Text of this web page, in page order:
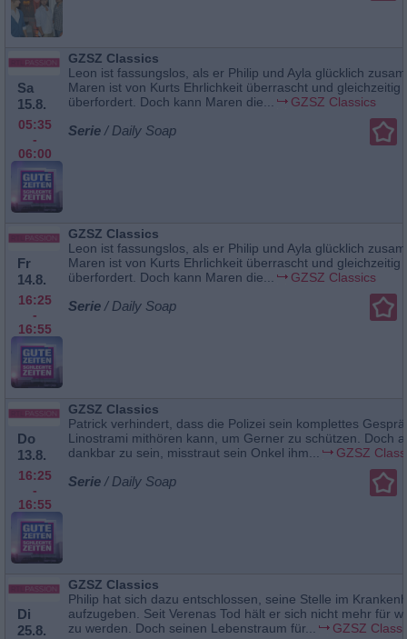
Sa
15.8.
05:35
-
06:00
GZSZ Classics
Leon ist fassungslos, als er Philip und Ayla glücklich
Maren ist von Kurts Ehrlichkeit überrascht und gleichzeitig
überfordert. Doch kann Maren die...
GZSZ Classics
Serie / Daily Soap
Fr
14.8.
16:25
-
16:55
GZSZ Classics
Leon ist fassungslos, als er Philip und Ayla glücklich
Maren ist von Kurts Ehrlichkeit überrascht und gleichzeitig
überfordert. Doch kann Maren die...
GZSZ Classics
Serie / Daily Soap
Do
13.8.
16:25
-
16:55
GZSZ Classics
Patrick verhindert, dass die Polizei sein komplettes
Linostrami mithören kann, um Gerner zu schützen. Doch
dankbar zu sein, misstraut sein Onkel ihm...
GZSZ
Serie / Daily Soap
Di
25.8.
GZSZ Classics
Philip hat sich dazu entschlossen, seine Stelle im
aufzugeben. Seit Verenas Tod hält er sich nicht mehr für
zu werden. Doch seinen Lebenstraum für...
GZSZ